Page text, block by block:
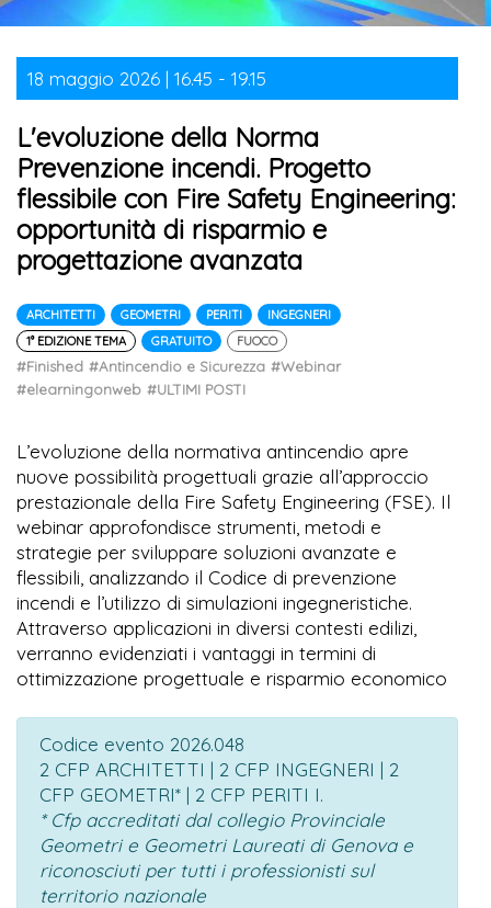
18 maggio 2026 | 16.45 - 19.15
L'evoluzione della Norma
Prevenzione incendi. Progetto
flessibile con Fire Safety Engineering:
opportunità di risparmio e
progettazione avanzata
ARCHITETTI GEOMETRI PERITI
INGEGNERI
1° EDIZIONE TEMA
GRATUITO FUOCO
#Finished #Antincendio e Sicurezza #Webinar
#elearningonweb #ULTIMI POSTI
L’evoluzione della normativa antincendio apre
nuove possibilità progettuali grazie all’approccio
prestazionale della Fire Safety Engineering (FSE). Il
webinar approfondisce strumenti, metodi e
strategie per sviluppare soluzioni avanzate e
flessibili, analizzando il Codice di prevenzione
incendi e l’utilizzo di simulazioni ingegneristiche.
Attraverso applicazioni in diversi contesti edilizi,
verranno evidenziati i vantaggi in termini di
ottimizzazione progettuale e risparmio economico
Codice evento 2026.048
2 CFP ARCHITETTI | 2 CFP INGEGNERI | 2
CFP GEOMETRI* | 2 CFP PERITI I.
* Cfp accreditati dal collegio Provinciale
Geometri e Geometri Laureati di Genova e
riconosciuti per tutti i professionisti sul
territorio nazionale